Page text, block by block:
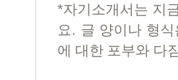
*자기소개서는 지
요. 글 양이나 형
에 대한 포부와 다